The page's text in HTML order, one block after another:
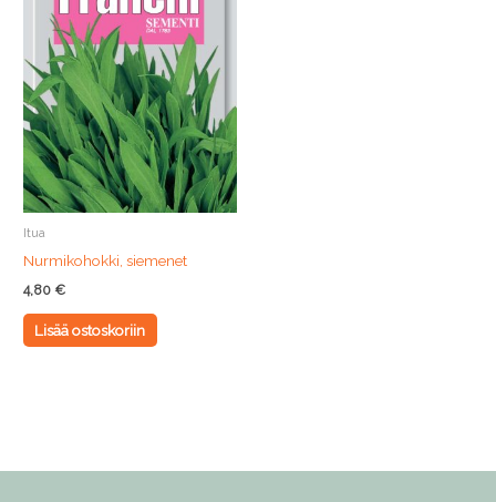
Itua
Nurmikohokki, siemenet
4,80 €
Lisää ostoskoriin